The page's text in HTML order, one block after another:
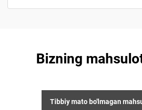
Bizning
Tibbiy mato bo'lmagan